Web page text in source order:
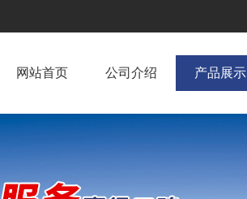
网站首页 公司介绍 产品展示